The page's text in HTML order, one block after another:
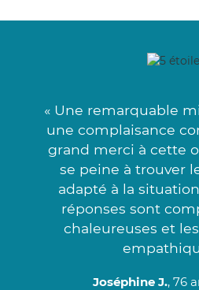
« Une remarquable
une complaisance
grand merci à cette
se peine à trouver
adapté à la
réponses sont
chaleureuses et
Joséphine J., 76